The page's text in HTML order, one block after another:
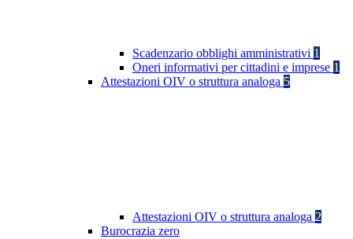
Scadenzario obblighi amministrativi 1
Oneri informativi per cittadini e imprese 1
Attestazioni OIV o struttura analoga 5
Attestazioni OIV o struttura analoga 2
Burocrazia zero